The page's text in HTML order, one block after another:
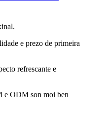
e prezo de primeira
refrescante e
e ODM son moi ben